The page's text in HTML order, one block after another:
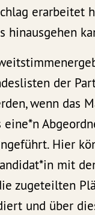
erarbeitet
hinausgehen
der
wenn das
Hier
mit
zugeteilten
und über